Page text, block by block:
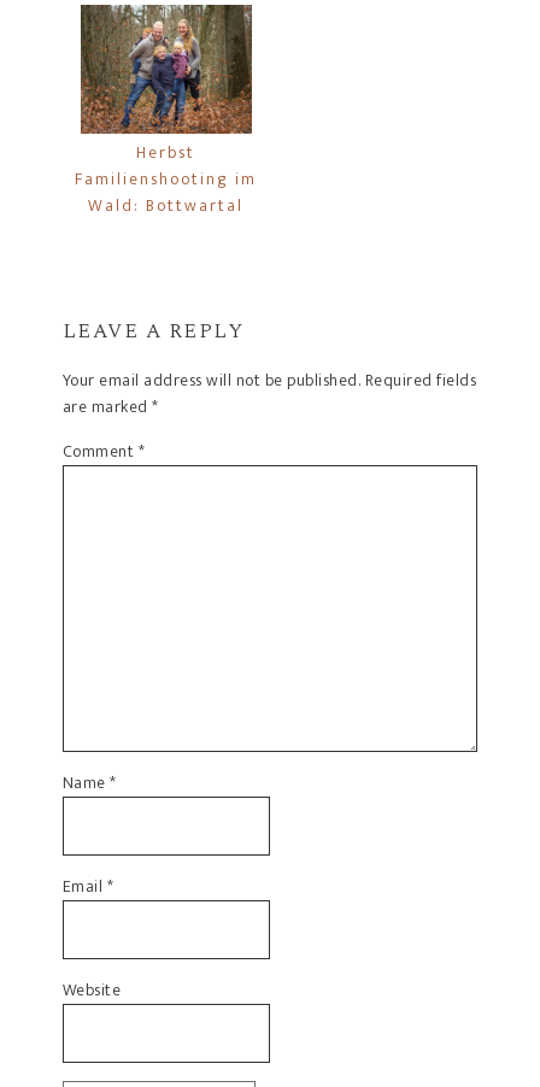
Herbst
Familienshooting im
Wald: Bottwartal
LEAVE A REPLY
Your email address will not be published. Required fields
are marked*
Comment*
Name*
Email *
Website